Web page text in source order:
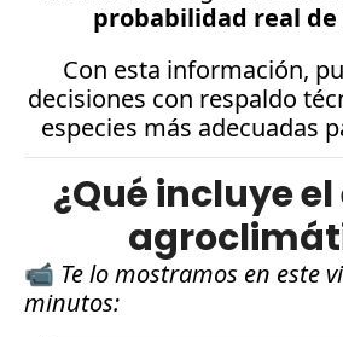
probabilidad real de
Con esta información,
decisiones con respaldo
especies más adecuadas
¿Qué incluye
📹 Te lo mostramos en este
minutos: